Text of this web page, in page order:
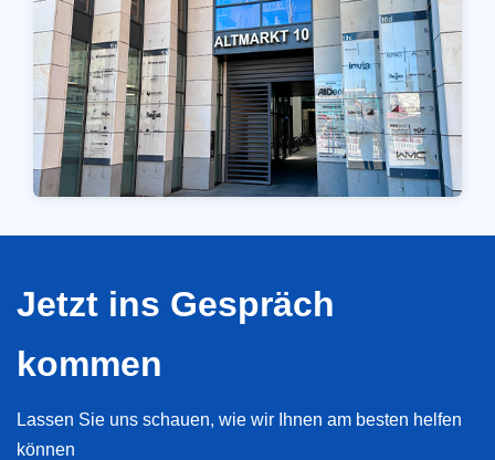
Jetzt ins Gespräch
kommen
Lassen Sie uns schauen, wie wir Ihnen am besten helfen
können